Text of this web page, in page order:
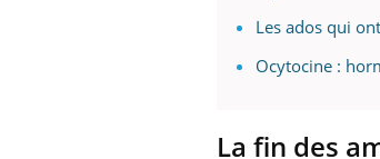
Les ados qui
Ocytocine :
La fin des